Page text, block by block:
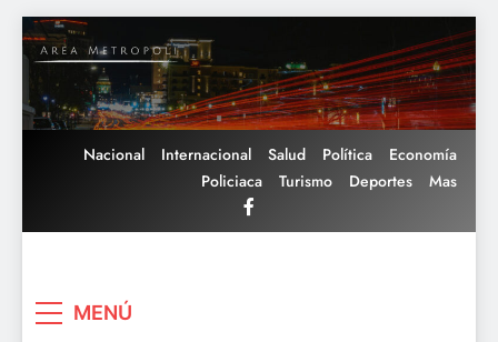
Saltar
al
contenido
Nacional Internacional Salud Política
Economía
Policiaca
Turismo Deportes Mas
MENÚ